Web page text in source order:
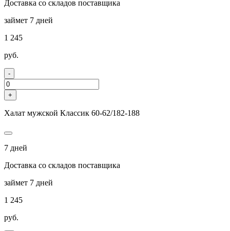
Доставка со складов поставщика
займет 7 дней
1 245
руб.
-
+
Халат мужской Классик 60-62/182-188
7 дней
Доставка со складов поставщика
займет 7 дней
1 245
руб.